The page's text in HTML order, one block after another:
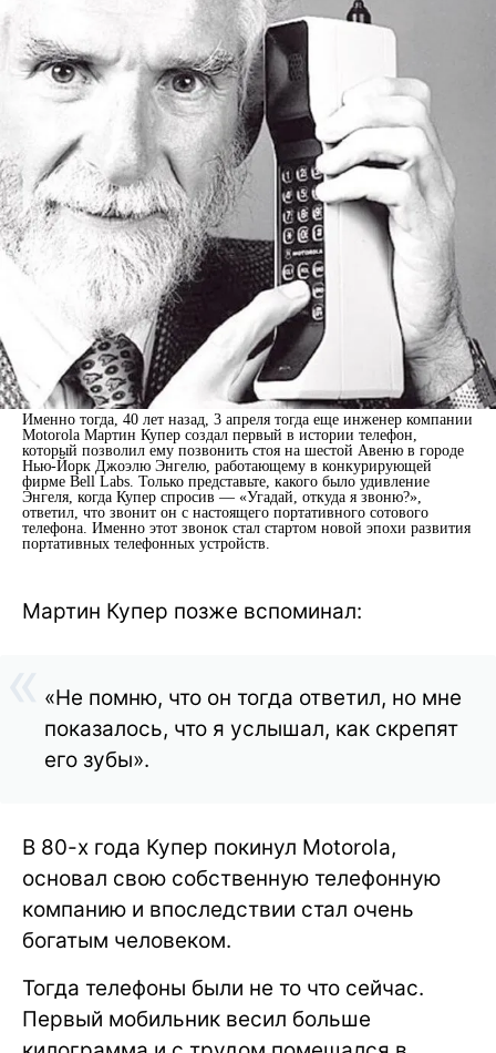
Именно тогда, 40 лет назад, 3 апреля тогда еще инженер компании
Motorola Мартин Купер создал первый в истории телефон,
который позволил ему позвонить стоя на шестой Авеню в городе
Нью-Йорк Джоэлю Энгелю, работающему в конкурирующей
фирме Bell Labs. Только представьте, какого было удивление
Энгеля, когда Купер спросив — «Угадай, откуда я звоню?»,
ответил, что звонит он с настоящего портативного сотового
телефона. Именно этот звонок стал стартом новой эпохи развития
портативных телефонных устройств.
Мартин Купер позже вспоминал:
«Не помню, что он тогда ответил, но мне
показалось, что я услышал, как скрепят
его зубы».
В 80-х года Купер покинул Motorola,
основал свою собственную телефонную
компанию и впоследствии стал очень
богатым человеком.
Тогда телефоны были не то что сейчас.
Первый мобильник весил больше